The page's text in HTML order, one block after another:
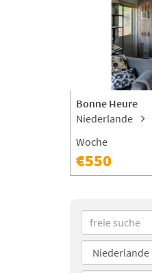
Bonne Heure
Niederlande
Woche
€550